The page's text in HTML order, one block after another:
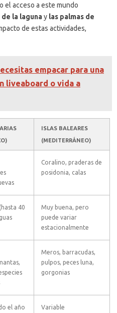
el acceso a este mundo
la lagunay las palmas de
de estas actividades,
empacar para una
liveaboard o vida a
ISLAS BALEARES
(MEDITERRÁNEO)
Coralino, praderas de
posidonia, calas
40
Muy buena, pero
puede variar
estacionalmente
Meros, barracudas,
pulpos, peces luna,
gorgonias
el año
Variable